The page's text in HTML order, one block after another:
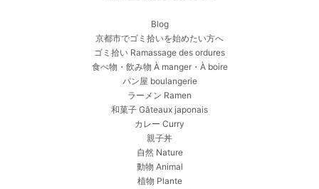
Blog
京都市でゴミ拾いを始めたい方へ
ゴミ拾い Ramassage des ordures
食べ物・飲み物 À manger・À boire
パン屋 boulangerie
ラーメン Ramen
和菓子 Gâteaux japonais
カレー Curry
親子丼
自然 Nature
動物 Animal
植物 Plante